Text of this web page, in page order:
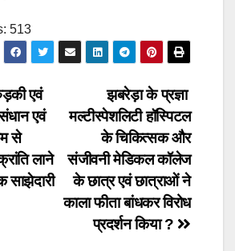
513
झबरेड़ा के प्रज्ञा
मल्टीस्पेशलिटी हॉस्पिटल
के चिकित्सक और
संजीवनी मेडिकल कॉलेज
के छात्र एवं छात्राओं ने
काला फीता बांधकर विरोध
प्रदर्शन किया ?
एवं
एवं
से
लाने
साझेदारी